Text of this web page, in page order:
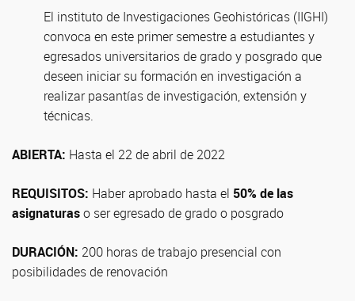
El instituto de Investigaciones Geohistóricas (IIGHI)
convoca en este primer semestre a estudiantes y
egresados universitarios de grado y posgrado que
deseen iniciar su formación en investigación a
realizar pasantías de investigación, extensión y
técnicas.
ABIERTA: Hasta el 22 de abril de 2022
REQUISITOS: Haber aprobado hasta el 50% de las
asignaturaso ser egresado de grado o posgrado
DURACIÓN: 200 horas de trabajo presencial con
posibilidades de renovación